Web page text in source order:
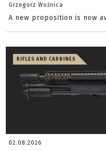
Grzegorz Woźnica
A new proposition is now
RIFLES AND CARBINES
02.08.2026